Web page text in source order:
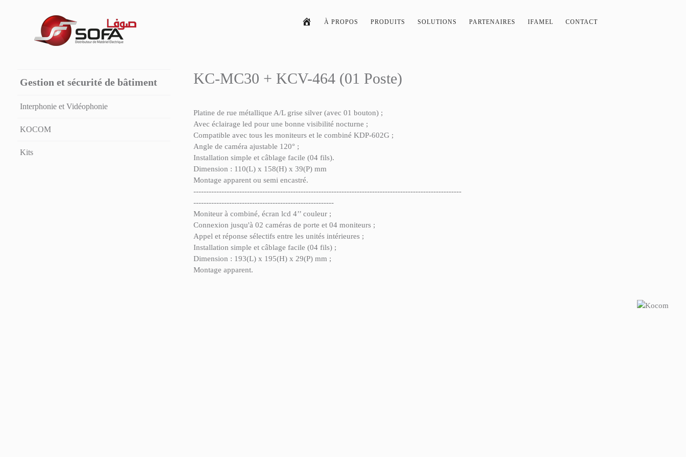
À PROPOS PRODUITS SOLUTIONS PARTENAIRES IFAMEL CONTACT
Gestion et sécurité de bâtiment
Interphonie et Vidéophonie
KOCOM
Kits
KC-MC30 + KCV-464 (01 Poste)
Platine de rue métallique A/L grise silver (avec 01 bouton) ;
Avec éclairage led pour une bonne visibilité nocturne ;
Compatible avec tous les moniteurs et le combiné KDP-602G ;
Angle de caméra ajustable 120° ;
Installation simple et câblage facile (04 fils).
Dimension : 110(L) x 158(H) x 39(P) mm
Montage apparent ou semi encastré.
---------------------------------------------------------------------------------------------------------
-------------------------------------------------------
Moniteur à combiné, écran lcd 4’’ couleur ;
Connexion jusqu'à 02 caméras de porte et 04 moniteurs ;
Appel et réponse sélectifs entre les unités intérieures ;
Installation simple et câblage facile (04 fils) ;
Dimension : 193(L) x 195(H) x 29(P) mm ;
Montage apparent.